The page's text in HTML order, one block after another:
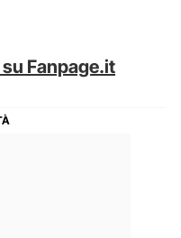
Fanpage.it